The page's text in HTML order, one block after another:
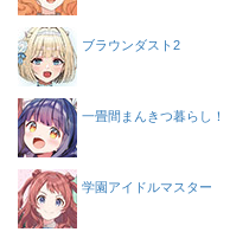
ブラウンダスト2
一畳間まんきつ暮らし！
学園アイドルマスター